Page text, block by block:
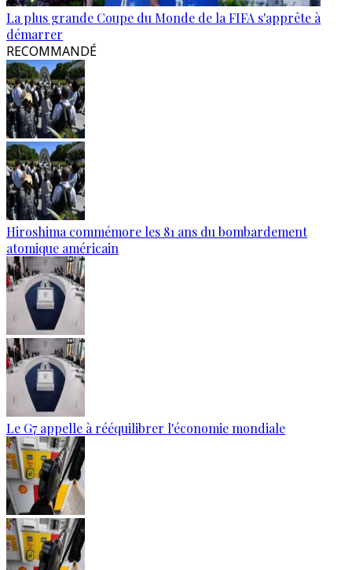
La plus grande Coupe du Monde de la FIFA s'apprête à
démarrer
RECOMMANDÉ
Hiroshima commémore les 81 ans du bombardement
atomique américain
Le G7 appelle à rééquilibrer l'économie mondiale